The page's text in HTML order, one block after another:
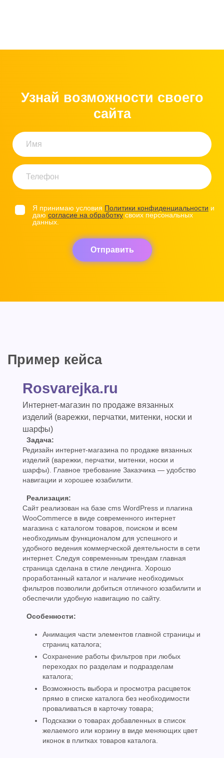
Узнай возможности своего
сайта
Я принимаю условия Политики конфиденциальности и
даю согласие на обработку своих персональных
данных.
Пример кейса
Rosvarejka.ru
Интернет-магазин по продаже вязанных
изделий (варежки, перчатки, митенки, носки и
шарфы)
Задача:
Редизайн интернет-магазина по продаже вязанных
изделий (варежки, перчатки, митенки, носки и
шарфы). Главное требование Заказчика — удобство
навигации и хорошее юзабилити.
Реализация:
Сайт реализован на базе cms WordPress и плагина
WooCommerce в виде современного интернет
магазина c каталогом товаров, поиском и всем
необходимым функционалом для успешного и
удобного ведения коммерческой деятельности в сети
интернет. Следуя современным трендам главная
страница сделана в стиле лендинга. Хорошо
проработанный каталог и наличие необходимых
фильтров позволили добиться отличного юзабилити и
обеспечили удобную навигацию по сайту.
Особенности:
Анимация части элементов главной страницы и
страниц каталога;
Сохранение работы фильтров при любых
переходах по разделам и подразделам
каталога;
Возможность выбора и просмотра расцветок
прямо в списке каталога без необходимости
проваливаться в карточку товара;
Подсказки о товарах добавленных в список
желаемого или корзину в виде меняющих цвет
иконок в плитках товаров каталога.